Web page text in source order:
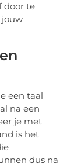
door te
jouw
een taal
na een
je met
is het
dus na